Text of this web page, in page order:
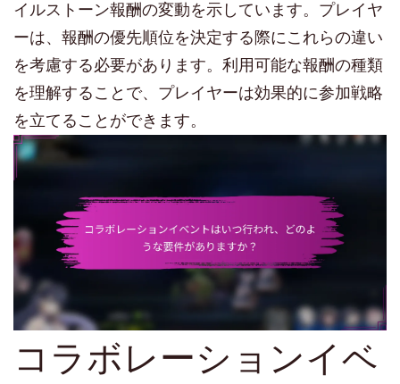
イルストーン報酬の変動を示しています。プレイヤ
ーは、報酬の優先順位を決定する際にこれらの違い
を考慮する必要があります。利用可能な報酬の種類
を理解することで、プレイヤーは効果的に参加戦略
を立てることができます。
コラボレーションイベ